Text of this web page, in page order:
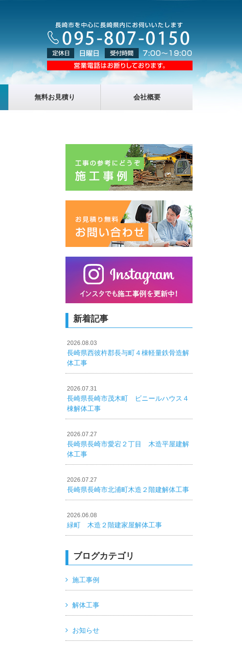
無料お見積り 会社概要
新着記事
2026.08.03
長崎県西彼杵郡長与町４棟軽量鉄骨造解
体工事
2026.07.31
長崎県長崎市茂木町 ビニールハウス４
棟解体工事
2026.07.27
長崎県長崎市愛宕２丁目 木造平屋建解
体工事
2026.07.27
長崎県長崎市北浦町木造２階建解体工事
2026.06.08
緑町 木造２階建家屋解体工事
ブログカテゴリ
施工事例
解体工事
お知らせ